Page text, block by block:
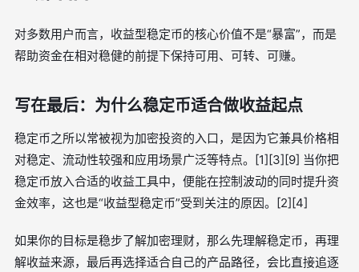
对多数用户而言，收益型稳定币的核心价值不是“暴富”，而是
帮助资金在相对稳健的前提下保持可用、可转、可赚。
写在最后：为什么稳定币适合做收益起点
稳定币之所以常被视为加密投资的入口，是因为它兼具价格相
对稳定、流动性较强和应用场景广泛等特点。[1][3][9] 当你把
稳定币放入合适的收益工具中，便能在控制波动的同时提升资
金效率，这也是“收益型稳定币”受到关注的原因。[2][4]
如果你的目标是稳步了解加密理财，那么先理解稳定币，再理
解收益来源，最后再选择适合自己的产品路径，会比直接追逐